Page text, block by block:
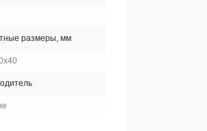
размеры, мм